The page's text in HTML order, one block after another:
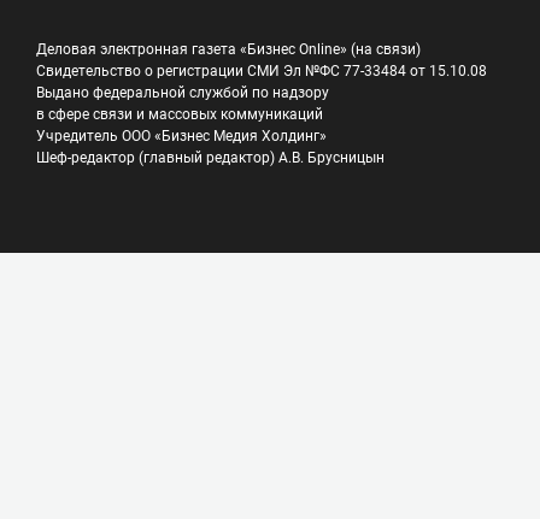
Деловая электронная газета «Бизнес Online» (на связи)
Свидетельство о регистрации СМИ Эл №ФС 77-33484 от 15.10.08
Выдано федеральной службой по надзору
в сфере связи и массовых коммуникаций
Учредитель ООО «Бизнес Медия Холдинг»
Шеф-редактор (главный редактор) А.В. Брусницын